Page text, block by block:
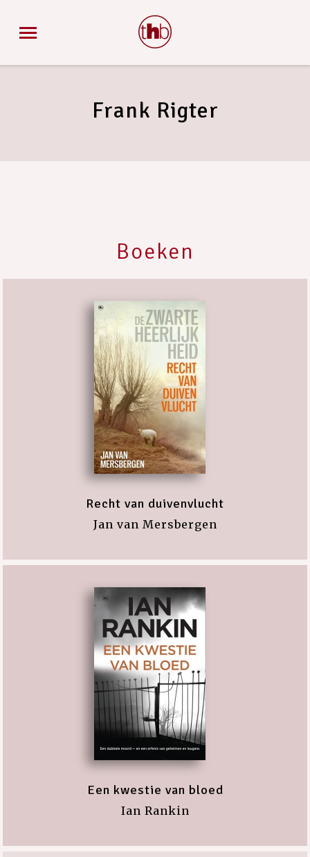
Frank Rigter
Boeken
Recht van duivenvlucht
Jan van Mersbergen
Een kwestie van bloed
Ian Rankin